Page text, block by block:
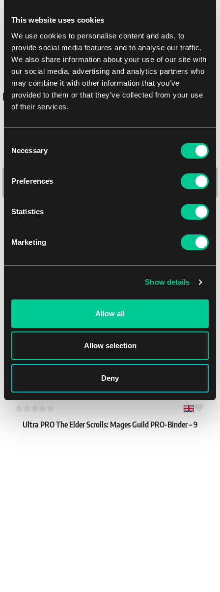
This website uses cookies
We use cookies to personalise content and ads, to
provide social media features and to analyse our traffic.
We also share information about your use of our site with
our social media, advertising and analytics partners who
may combine it with other information that you’ve
provided to them or that they’ve collected from your use
of their services.
Selection
Necessary
Preferences
Statistics
Marketing
Show details
Allow all
Allow selection
Deny
Metody dostawy
Odbiór osobisty w sklepie Brno 12.08.2026
Odbiór osobisty w sklepie Brno 12.08.2026
Podobne produkty
Dragon Shield koszulki z motywem – Batman (100 szt.)
11.99 € 1
Ultra PRO The Elder Scrolls: Mages Guild PRO-Binder – 9